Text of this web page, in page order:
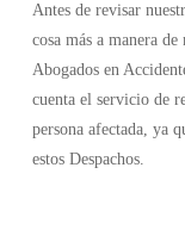
Antes de revisar
cosa más a manera
Abogados en
cuenta el servicio de
persona afectada, ya
estos Despachos.